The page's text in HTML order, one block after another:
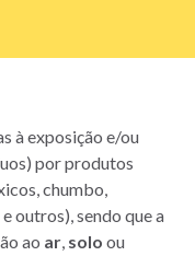
à exposição e/ou
por produtos
chumbo,
outros), sendo que a
ao ar, solo ou